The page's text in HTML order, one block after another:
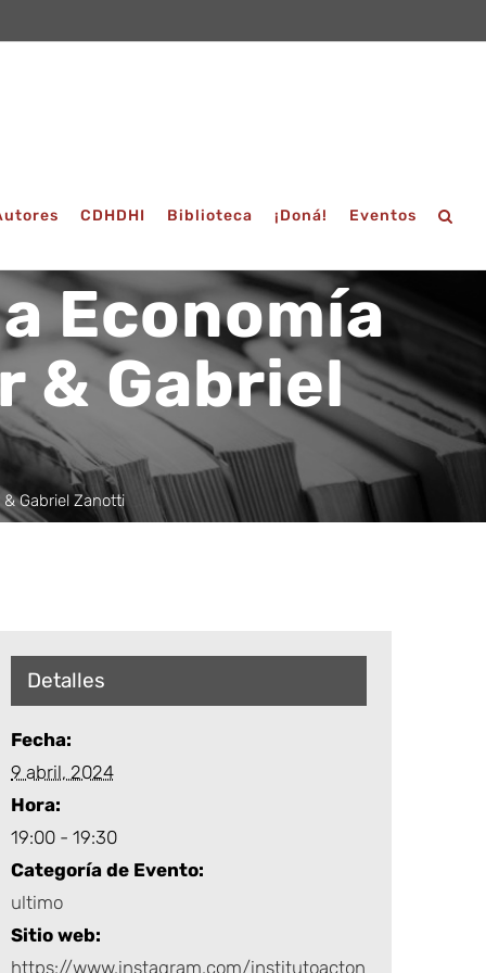
CDHDHI Biblioteca ¡Doná! Eventos
Economía
& Gabriel
Gabriel Zanotti
Detalles
Fecha:
9 abril, 2024
Hora:
19:00 - 19:30
Categoría de Evento:
ultimo
Sitio web:
https://www.instagram.com/institutoacton